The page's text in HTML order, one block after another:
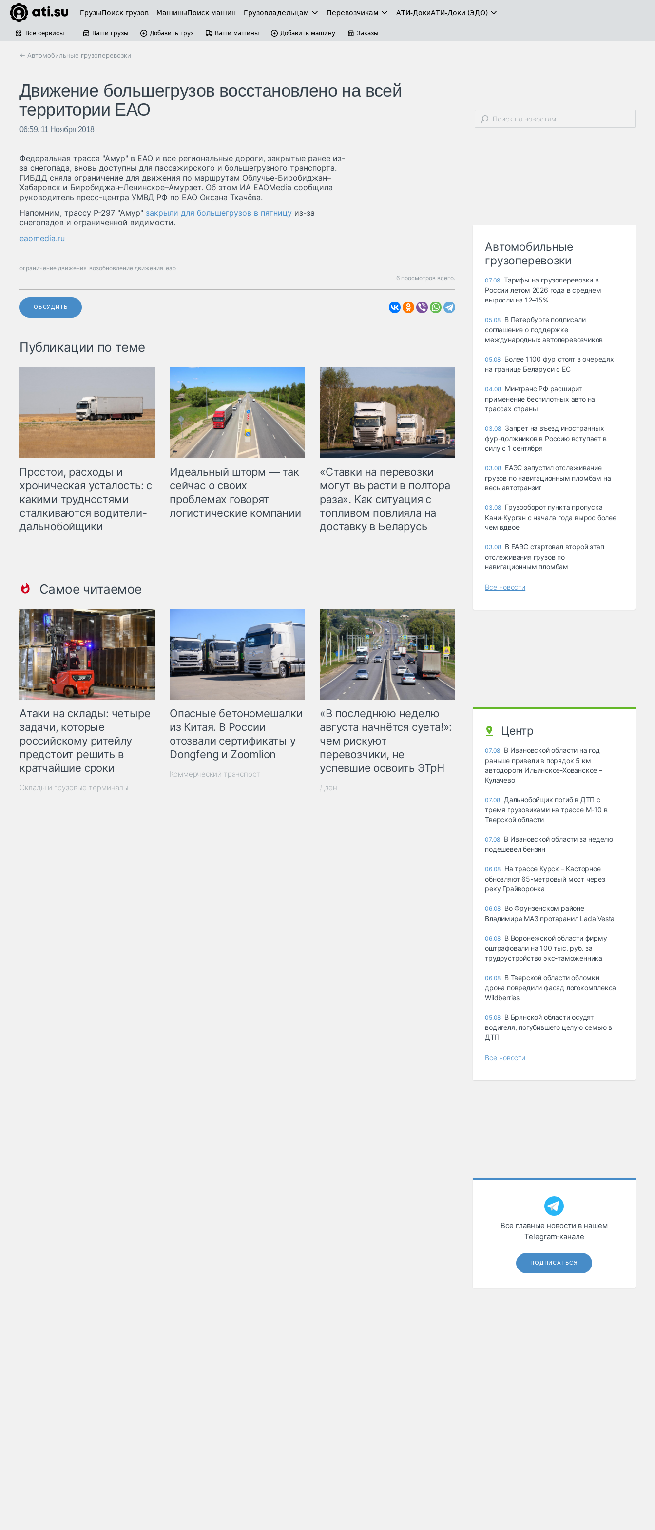
ГрузыПоиск грузов МашиныПоиск машин Грузовладельцам Перевозчикам АТИ-ДокиАТИ-Доки (ЭДО)
Все сервисы Ваши грузы Добавить груз Ваши машины Добавить машину Заказы
← Автомобильные грузоперевозки
Движение большегрузов восстановлено на всей
территории ЕАО
06:59, 11 Ноября 2018
Федеральная трасса "Амур" в ЕАО и все региональные дороги, закрытые ранее из-
за снегопада, вновь доступны для пассажирского и большегрузного транспорта.
ГИБДД сняла ограничение для движения по маршрутам Облучье-Биробиджан–
Хабаровск и Биробиджан–Ленинское–Амурзет. Об этом ИА EAOMedia сообщила
руководитель пресс-центра УМВД РФ по ЕАО Оксана Ткачёва.
Напомним, трассу Р-297 "Амур" закрыли для большегрузов в пятницу из-за
снегопадов и ограниченной видимости.
eaomedia.ru
ограничение движения возобновление движения еао
6 просмотров всего.
ОБСУДИТЬ
Публикации по теме
Простои, расходы и
хроническая усталость: с
какими трудностями
сталкиваются водители-
дальнобойщики
Идеальный шторм — так
сейчас о своих
проблемах говорят
логистические компании
«Ставки на перевозки
могут вырасти в полтора
раза». Как ситуация с
топливом повлияла на
доставку в Беларусь
Самое читаемое
Атаки на склады: четыре
задачи, которые
российскому ритейлу
предстоит решить в
кратчайшие сроки
Склады и грузовые терминалы
Опасные бетономешалки
из Китая. В России
отозвали сертификаты у
Dongfeng и Zoomlion
Коммерческий транспорт
«В последнюю неделю
августа начнётся суета!»:
чем рискуют
перевозчики, не
успевшие освоить ЭТрН
Дзен
Автомобильные
грузоперевозки
07.08 Тарифы на грузоперевозки в
России летом 2026 года в среднем
выросли на 12–15%
05.08 В Петербурге подписали
соглашение о поддержке
международных автоперевозчиков
05.08 Более 1100 фур стоят в очередях
на границе Беларуси с ЕС
04.08 Минтранс РФ расширит
применение беспилотных авто на
трассах страны
03.08 Запрет на въезд иностранных
фур-должников в Россию вступает в
силу с 1 сентября
03.08 ЕАЭС запустил отслеживание
грузов по навигационным пломбам на
весь автотранзит
03.08 Грузооборот пункта пропуска
Кани-Курган с начала года вырос более
чем вдвое
03.08 В ЕАЭС стартовал второй этап
отслеживания грузов по
навигационным пломбам
Все новости
Центр
07.08 В Ивановской области на год
раньше привели в порядок 5 км
автодороги Ильинское-Хованское –
Кулачево
07.08 Дальнобойщик погиб в ДТП с
тремя грузовиками на трассе М-10 в
Тверской области
07.08 В Ивановской области за неделю
подешевел бензин
06.08 На трассе Курск – Касторное
обновляют 65-метровый мост через
реку Грайворонка
06.08 Во Фрунзенском районе
Владимира МАЗ протаранил Lada Vesta
06.08 В Воронежской области фирму
оштрафовали на 100 тыс. руб. за
трудоустройство экс-таможенника
06.08 В Тверской области обломки
дрона повредили фасад логокомплекса
Wildberries
05.08 В Брянской области осудят
водителя, погубившего целую семью в
ДТП
Все новости
Все главные новости в нашем
Telegram‑канале
ПОДПИСАТЬСЯ